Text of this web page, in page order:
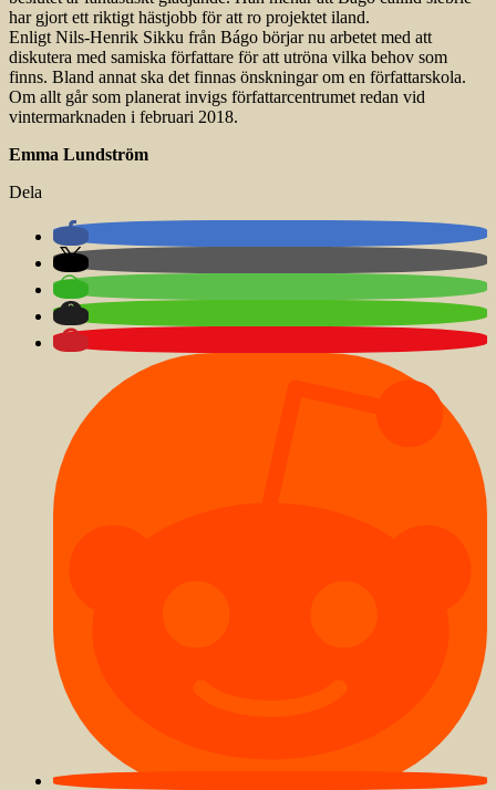
har gjort ett riktigt hästjobb för att ro projektet iland.
Enligt Nils-Henrik Sikku från Bágo börjar nu arbetet med att
diskutera med samiska författare för att utröna vilka behov som
finns. Bland annat ska det finnas önskningar om en författarskola.
Om allt går som planerat invigs författarcentrumet redan vid
vintermarknaden i februari 2018.
Emma Lundström
Dela